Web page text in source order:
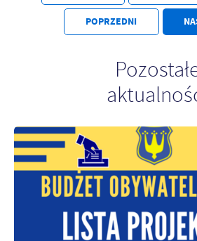
POPRZEDNI
Firmy te działają w charakterze
treści w postaci wiadomości, ofert,
społecznościowych.